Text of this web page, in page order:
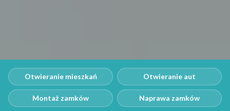
Otwieranie mieszkań Otwieranie aut
Montaż zamków Naprawa zamków